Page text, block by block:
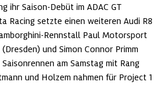
ihr Saison-Debüt im ADAC GT
Racing setzte einen weiteren Audi R8
Rennstall Paul Motorsport
und Simon Connor Primm
am Samstag mit Rang
und Holzem nahmen für Project 1